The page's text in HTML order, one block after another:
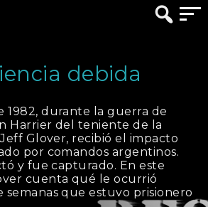
debida
1982, durante la guerra de
Harrier del teniente de la
Glover, recibió el impacto
por comandos argentinos.
y fue capturado. En este
cuenta qué le ocurrió
semanas que estuvo prisionero